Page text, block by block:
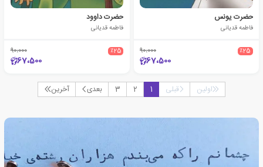
حضرت یونس
فاطمه قدیانی
٪25 90،000
67،500
حضرت داوود
فاطمه قدیانی
٪25 90،000
67،500
اولین قبلی 1
2
3 بعدی آخرین